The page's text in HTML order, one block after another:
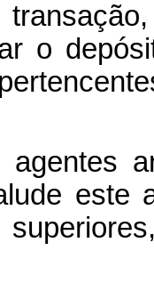
o
este